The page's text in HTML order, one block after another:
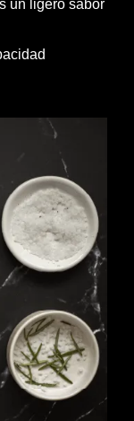
un ligero sabor